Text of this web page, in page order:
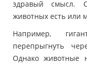
здравый смысл.
животных есть или
Например,
перепрыгнуть
Однако животные